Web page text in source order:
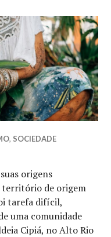
, SOCIEDADE
origens
território de origem
tarefa difícil,
uma comunidade
Cipiá, no Alto Rio